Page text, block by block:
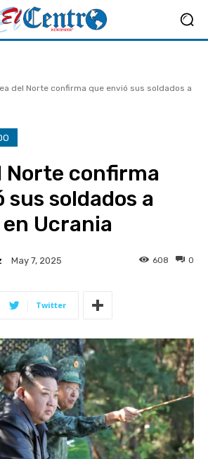
del Norte confirma que envió sus soldados a
Norte confirma
sus soldados a
Ucrania
May 7, 2025 0
608
Twitter